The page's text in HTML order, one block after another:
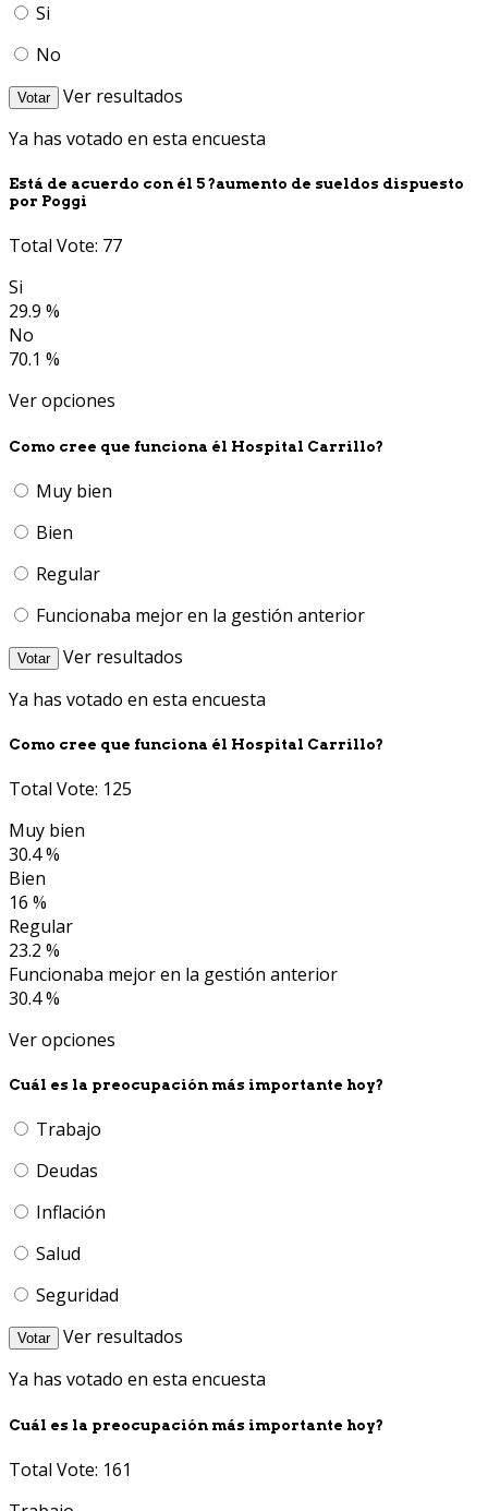
Si
No
Votar
Ver resultados
Ya has votado en esta encuesta
Está de acuerdo con él 5 ?aumento de sueldos dispuesto
por Poggi
Total Vote: 77
Si
29.9 %
No
70.1 %
Ver opciones
Como cree que funciona él Hospital Carrillo?
Muy bien
Bien
Regular
Funcionaba mejor en la gestión anterior
Votar
Ver resultados
Ya has votado en esta encuesta
Como cree que funciona él Hospital Carrillo?
Total Vote: 125
Muy bien
30.4 %
Bien
16 %
Regular
23.2 %
Funcionaba mejor en la gestión anterior
30.4 %
Ver opciones
Cuál es la preocupación más importante hoy?
Trabajo
Deudas
Inflación
Salud
Seguridad
Votar
Ver resultados
Ya has votado en esta encuesta
Cuál es la preocupación más importante hoy?
Total Vote: 161